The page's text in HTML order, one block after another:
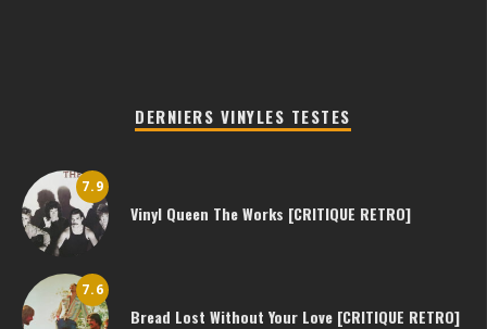
DERNIERS VINYLES TESTES
7.9
Vinyl Queen The Works [CRITIQUE RETRO]
7.6
Bread Lost Without Your Love [CRITIQUE RETRO]